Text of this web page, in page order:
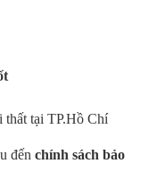
thất tại TP.Hồ Chí
đến chính sách bảo